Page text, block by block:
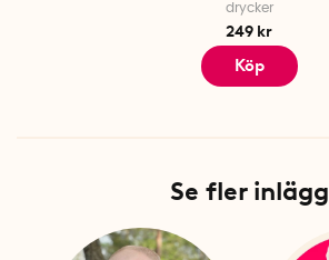
drycker
249 kr
Köp
Se fler inlägg